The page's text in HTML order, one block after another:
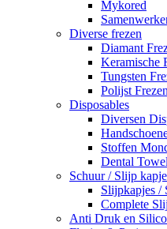
Mykored
Diverse frezen
Diamant
Keramische
Tungsten
Polijst Frezen
Disposables
Diversen
Stoffen
Dental
Schuur / Slijp
Slijpkapjes /
Complete
Anti Druk en